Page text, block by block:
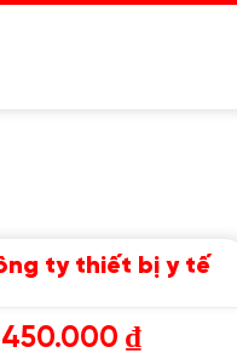
ty thiết bị y tế
Giá
gốc
450.000 ₫Giá
hiện